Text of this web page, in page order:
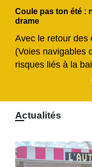
Coule pas ton été :
drame
Avec le retour des
(Voies navigables
risques liés à la
Actualités